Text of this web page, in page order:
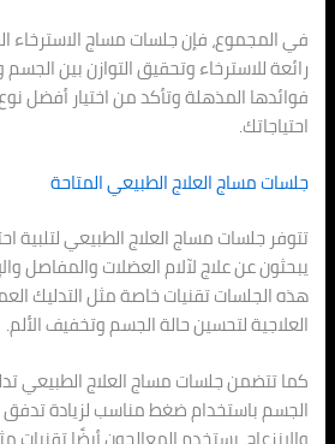
في المجموع، فإن جلسات مساج الاسترخاء
رائعة للاسترخاء وتحقيق التوازن بين
فوائدها المذهلة وتأكد من اختيار أفضل
احتياجاتك.
جلسات مساج العلاج الطبيعي المتاحة
تتوفر جلسات مساج العلاج الطبيعي لتلبية
يبحثون عن علاج لآلام العضلات والمفاصل
هذه الجلسات تقنيات خاصة مثل التدليك
العلاجية لتحسين حالة الجسم وتخفيف الألم.
كما تتضمن جلسات مساج العلاج الطبيعي
الجسم باستخدام ضغط مناسب لزيادة تدفق